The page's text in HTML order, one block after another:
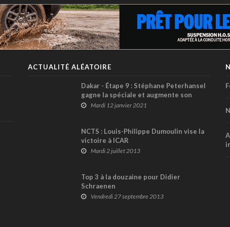
ACTUALITÉ ALÉATOIRE
Dakar - Étape 9 : Stéphane Peterhansel
gagne la spéciale et augmente son
avance au classement général
Mardi 12 janvier 2021
NCTS : Louis-Philippe Dumoulin vise la
victoire à ICAR
Mardi 2 juillet 2013
Top 3 à la douzaine pour Didier
Schraenen
Vendredi 27 septembre 2013